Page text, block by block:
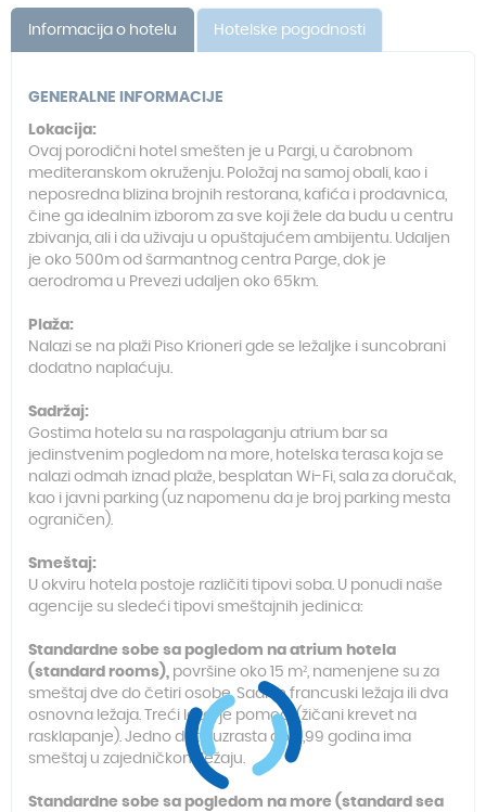
Informacija o hotelu Hotelske pogodnosti
GENERALNE INFORMACIJE
Lokacija:
Ovaj porodični hotel smešten je u Pargi, u čarobnom
mediteranskom okruženju. Položaj na samoj obali, kao i
neposredna blizina brojnih restorana, kafića i prodavnica,
čine ga idealnim izborom za sve koji žele da budu u centru
zbivanja, ali i da uživaju u opuštajućem ambijentu. Udaljen
je oko 500m od šarmantnog centra Parge, dok je
aerodroma u Prevezi udaljen oko 65km.
Plaža:
Nalazi se na plaži Piso Krioneri gde se ležaljke i suncobrani
dodatno naplaćuju.
Sadržaj:
Gostima hotela su na raspolaganju atrium bar sa
jedinstvenim pogledom na more, hotelska terasa koja se
nalazi odmah iznad plaže, besplatan Wi-Fi, sala za doručak,
kao i javni parking (uz napomenu da je broj parking mesta
ograničen).
Smeštaj:
U okviru hotela postoje različiti tipovi soba. U ponudi naše
agencije su sledeći tipovi smeštajnih jedinica:
Standardne sobe sa pogledom na atrium hotela
(standard rooms), površine oko 15 m², namenjene su za
smeštaj dve do četiri osobe. Sadrže francuski ležaja ili dva
osnovna ležaja. Treći ležaj je pomoći (žičani krevet na
rasklapanje). Jedno dete uzrasta do 5,99 godina ima
smeštaj u zajedničkom ležaju.
Standardne sobe sa pogledom na more (standard sea